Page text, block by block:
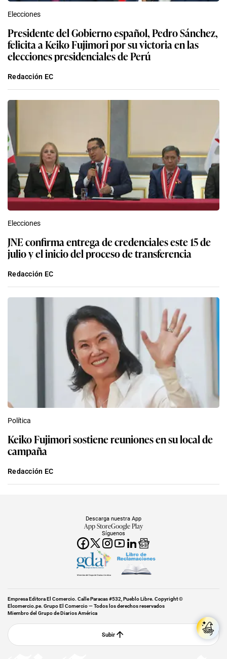
Elecciones
Presidente del Gobierno español, Pedro Sánchez,
felicita a Keiko Fujimori por su victoria en las
elecciones presidenciales de Perú
Redacción EC
Elecciones
JNE confirma entrega de credenciales este 15 de
julio y el inicio del proceso de transferencia
Redacción EC
Política
Keiko Fujimori sostiene reuniones en su local de
campaña
Redacción EC
Síguenos
Descarga nuestra App
App StoreGoogle Play
Miembro del Grupo de Diarios América
Empresa Editora El Comercio. Calle Paracas #532, Pueblo Libre. Copyright ©
Elcomercio.pe. Grupo El Comercio — Todos los derechos reservados
Miembro del Grupo de Diarios América
Subir